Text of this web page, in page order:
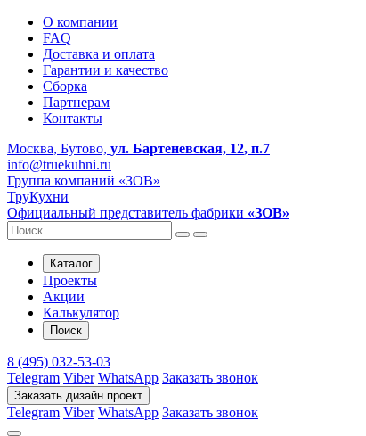
О компании
FAQ
Доставка и оплата
Гарантии и качество
Сборка
Партнерам
Контакты
Москва, Бутово, ул. Бартеневская, 12, п.7
info@truekuhni.ru
Группа компаний «ЗОВ»
ТруКухни
Официальный представитель фабрики «ЗОВ»
Каталог
Проекты
Акции
Калькулятор
Поиск
8 (495) 032-53-03
Telegram Viber WhatsApp Заказать звонок
Заказать дизайн проект
Telegram Viber WhatsApp Заказать звонок